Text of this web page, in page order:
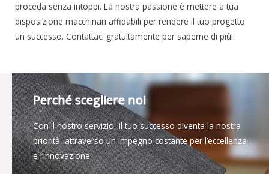
proceda senza intoppi. La nostra passione è mettere a tua
disposizione macchinari affidabili per rendere il tuo progetto
un successo. Contattaci gratuitamente per saperne di più!
Perché scegliere noi
Con il nostro servizio, il tuo successo diventa la nostra
priorità, attraverso un impegno costante per l’eccellenza
e l’innovazione.